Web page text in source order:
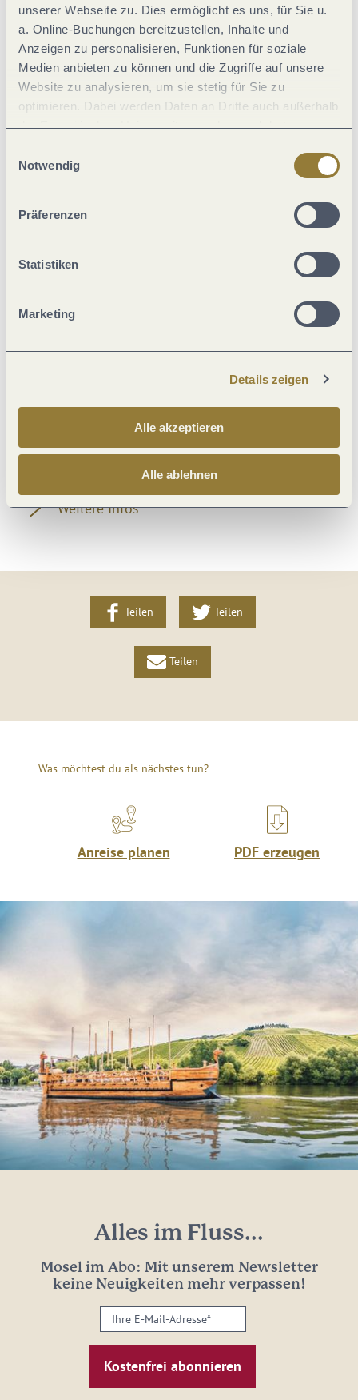
unserer Webseite zu. Dies ermöglicht es uns, für Sie u.
a. Online-Buchungen bereitzustellen, Inhalte und
Anzeigen zu personalisieren, Funktionen für soziale
Medien anbieten zu können und die Zugriffe auf unsere
Website zu analysieren, um sie stetig für Sie zu
optimieren. Dabei werden Daten an Dritte auch außerhalb
der Europäischen Union weitergegeben und dort
jederzeit widerrufen werden. Mit der Auswahl "Alle
ablehnen" kann es zu Beeinträchtigungen in der Nutzung
Notwendig
Präferenzen
Statistiken
Marketing
Details zeigen
Alle akzeptieren
Alle ablehnen
Ausstattung Zimmer/Appartement
Hygiene und Desinfektion
Fremdsprachen
Eignung
Sicherheitsmaßnahmen
Abstandsregeln
Einrichtungen Betrieb
Nebenkosten
Lage
Weitere Infos
Teilen Teilen
Teilen
Was möchtest du als nächstes tun?
Anreise planen PDF erzeugen
Alles im Fluss...
Mosel im Abo: Mit unserem Newsletter
keine Neuigkeiten mehr verpassen!
Ihre
E-
Mail-
Adresse: